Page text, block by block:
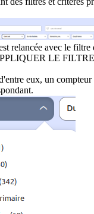
relancée avec le
LE
eux, un